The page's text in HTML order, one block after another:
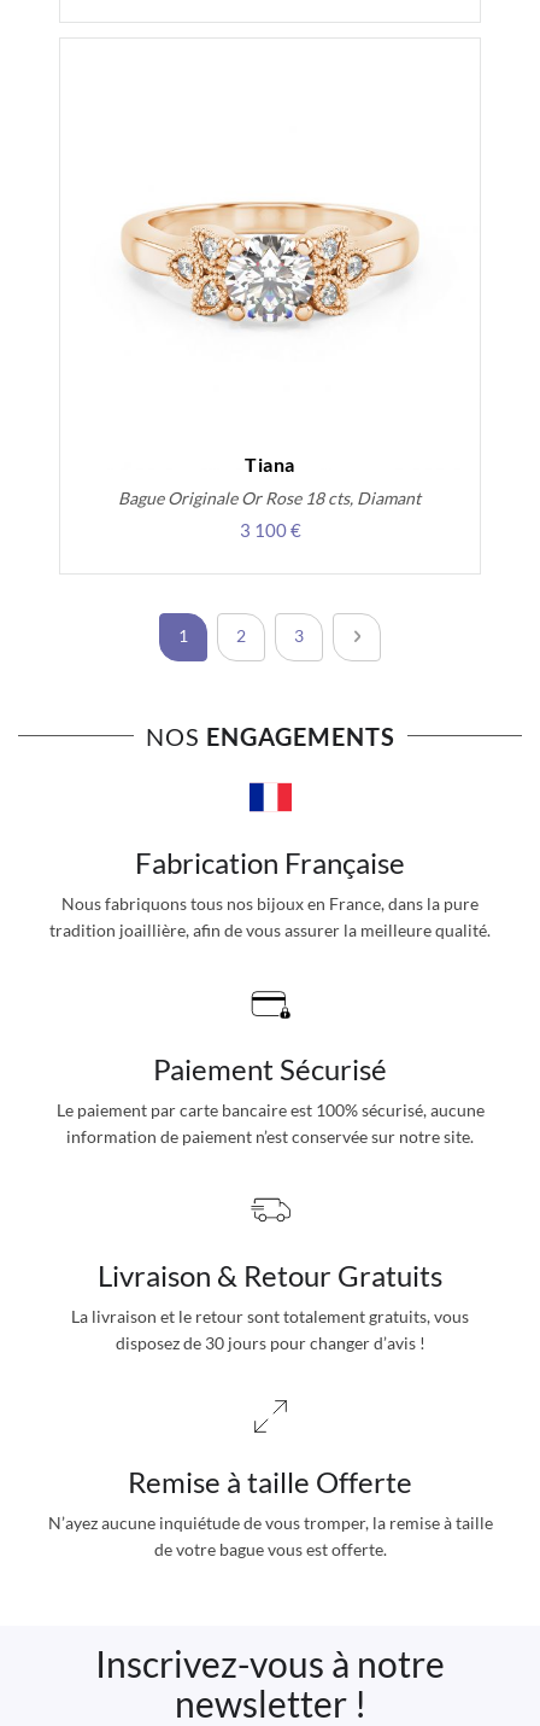
Tiana
Bague Originale Or Rose 18 cts, Diamant
3 100 €
Page
Vous lisez actuellement la page
1 Page
2 Page
3 Page
Suivant
NOS ENGAGEMENTS
Fabrication Française
Nous fabriquons tous nos bijoux en France, dans la pure
tradition joaillière, afin de vous assurer la meilleure qualité.
Paiement Sécurisé
Le paiement par carte bancaire est 100% sécurisé, aucune
information de paiement n’est conservée sur notre site.
Livraison & Retour Gratuits
La livraison et le retour sont totalement gratuits, vous
disposez de 30 jours pour changer d’avis !
Remise à taille Offerte
N’ayez aucune inquiétude de vous tromper, la remise à taille
de votre bague vous est offerte.
Inscrivez-vous à notre
newsletter !